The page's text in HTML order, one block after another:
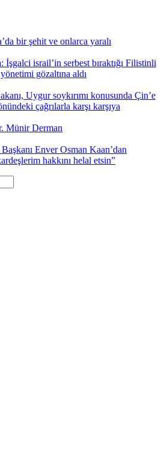
bir şehit ve onlarca yaralı
İşgalci israil’in serbest bıraktığı Filistinli
gözaltına aldı
Uygur soykırımı konusunda Çin’e
çağrılarla karşı karşıya
Münir Derman
Enver Osman Kaan’dan
hakkını helal etsin”